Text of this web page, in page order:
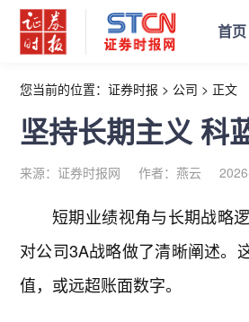
首页
您当前的位置： 证券时报 > 公司 > 正文
坚持长期主义 科
来源：证券时报网 作者：燕云
短期业绩视角与长期战略
对公司3A战略做了清晰阐述。
值，或远超账面数字。